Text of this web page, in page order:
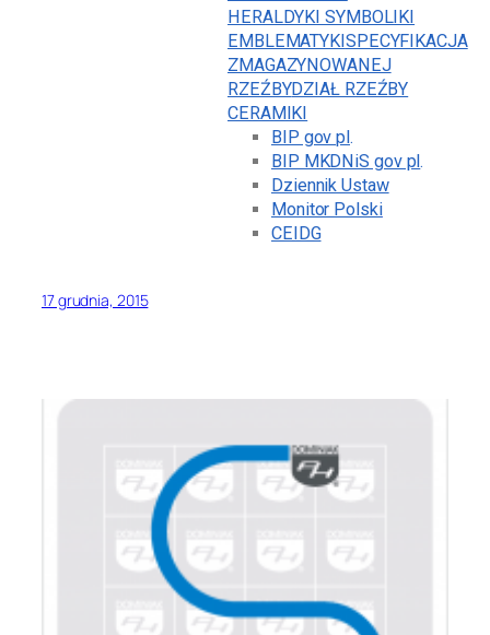
HERALDYKI SYMBOLIKI
EMBLEMATYKISPECYFIKACJA
ZMAGAZYNOWANEJ
RZEŹBYDZIAŁ RZEŹBY
CERAMIKI
BIP gov pl.
BIP MKDNiS gov pl.
Dziennik Ustaw
Monitor Polski
CEIDG
17 grudnia, 2015